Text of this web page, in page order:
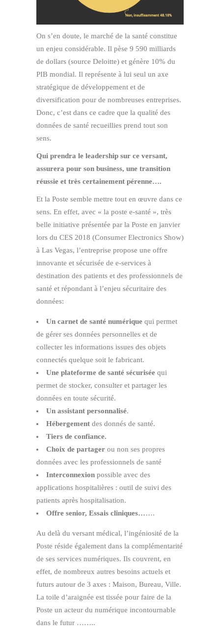
On s’en doute, le marché de la santé constitue
un enjeu considérable. Il pèse 9 590 milliards
de dollars (source Deloitte) et génère 10% du
PIB mondial. Il représente à lui seul un axe
stratégique de développement et de
diversification pour de nombreuses entreprises.
Donc, c’est dans ce cadre que la qualité des
données de santé recueillies prend tout son
sens.
Qui prendra le leadership sur ce versant,
assurera pour son business, une transition
réussie et très certainement pérenne….
Et la Poste semble mettre tout en œuvre dans ce
sens. En effet, avec « la poste e-santé », très
belle initiative présentée par la Poste en janvier
lors du CES 2018 (Consumer Electronics Show)
à Las Vegas, l’entreprise propose une offre
innovante et sécurisée de e-services à
destination des patients et des professionnels de
santé et répondant à l’enjeu sécuritaire des
données:
Un carnet de santé numérique qui permet
de gérer ses données personnelles et de
collecter les informations issues des objets
connectés quelque soit le fabricant.
Une plateforme de santé sécurisée qui
permet de stocker, consulter et partager les
données en toute sécurité.
Un assistant personnalisé.
Hébergement des donnés de santé.
Tiers de confiance.
Choix de partager ou non ses propres
données avec les professionnels de santé
Interconnexion possible avec des
applications hospitalières : outil de suivi des
patients après hospitalisation.
Offre senior, Essais cliniques…….
Au delà du versant médical, l’ingéniosité de la
Poste réside également dans la complémentarité
de ses services numériques. Ils couvrent, en
effet, de nombreux autres besoins actuels et
futurs autour de 3 axes : Maison, Bureau, Ville.
La toile d’araignée est tissée pour faire de la
Poste un acteur du numérique incontournable
dans le futur ……..